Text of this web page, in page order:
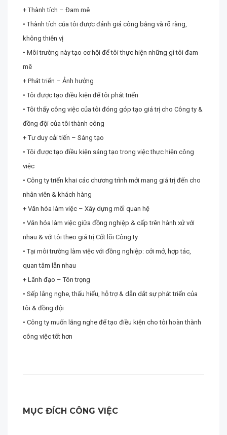
+ Thành tích – Đam mê
• Thành tích của tôi được đánh giá công bằng và rõ ràng,
không thiên vị
• Môi trường này tạo cơ hội để tôi thực hiện những gì tôi đam
mê
+ Phát triển – Ảnh hưởng
• Tôi được tạo điều kiện để tôi phát triển
• Tôi thấy công việc của tôi đóng góp tạo giá trị cho Công ty &
đồng đội của tôi thành công
+ Tư duy cải tiến – Sáng tạo
• Tôi được tạo điều kiện sáng tạo trong việc thực hiện công
việc
• Công ty triển khai các chương trình mới mang giá trị đến cho
nhân viên & khách hàng
+ Văn hóa làm việc – Xây dựng mối quan hệ
• Văn hóa làm việc giữa đồng nghiệp & cấp trên hành xử với
nhau & với tôi theo giá trị Cốt lõi Công ty
• Tại môi trường làm việc với đồng nghiệp: cởi mở, hợp tác,
quan tâm lẫn nhau
+ Lãnh đạo – Tôn trọng
• Sếp lắng nghe, thấu hiểu, hỗ trợ & dẫn dắt sự phát triển của
tôi & đồng đội
• Công ty muốn lắng nghe để tạo điều kiện cho tôi hoàn thành
công việc tốt hơn
MỤC ĐÍCH CÔNG VIỆC